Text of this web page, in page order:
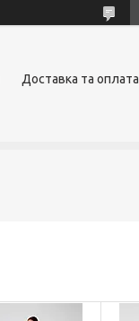
Доставка та оплата